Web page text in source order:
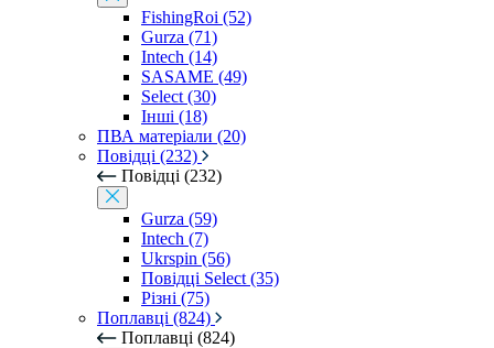
FishingRoi (52)
Gurza (71)
Intech (14)
SASAME (49)
Select (30)
Інші (18)
ПВА матеріали (20)
Повідці (232)
Повідці (232)
Gurza (59)
Intech (7)
Ukrspin (56)
Повідці Select (35)
Різні (75)
Поплавці (824)
Поплавці (824)